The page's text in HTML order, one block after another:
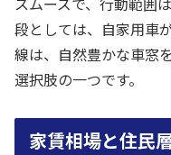
段としては、自家用車
線は、自然豊かな車窓
選択肢の一つです。
家賃相場と住民